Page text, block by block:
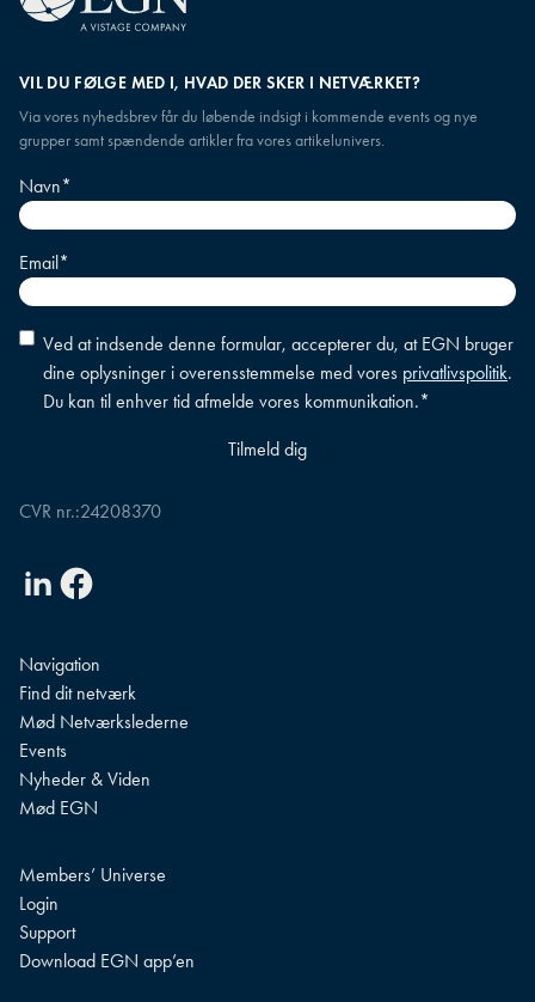
VIL DU FØLGE MED I, HVAD DER SKER I NETVÆRKET?
Via vores nyhedsbrev får du løbende indsigt i kommende events og nye
grupper samt spændende artikler fra vores artikelunivers.
Navn*
Email*
Accepter
betingelser*
Ved at indsende denne formular, accepterer du, at EGN bruger
dine oplysninger i overensstemmelse med vores privatlivspolitik.
Du kan til enhver tid afmelde vores kommunikation.*
CVR nr.:24208370
LinkedinFacebook
Navigation
Find dit netværk
Mød Netværkslederne
Events
Nyheder & Viden
Mød EGN
Members’ Universe
Login
Support
Download EGN app’en